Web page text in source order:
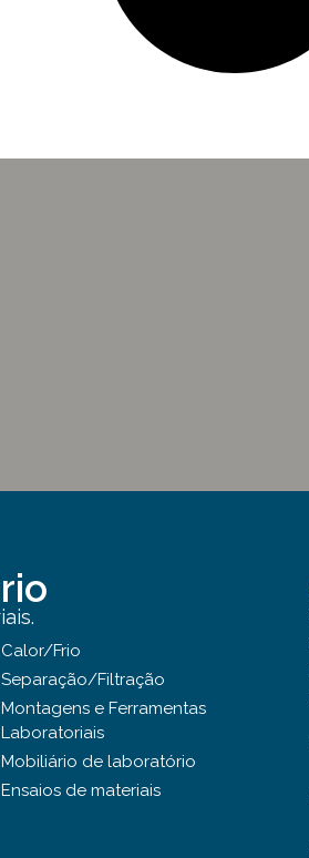
Calor/Frio
Separação/Filtração
Montagens e Ferramentas
Laboratoriais
Mobiliário de laboratório
Ensaios de materiais